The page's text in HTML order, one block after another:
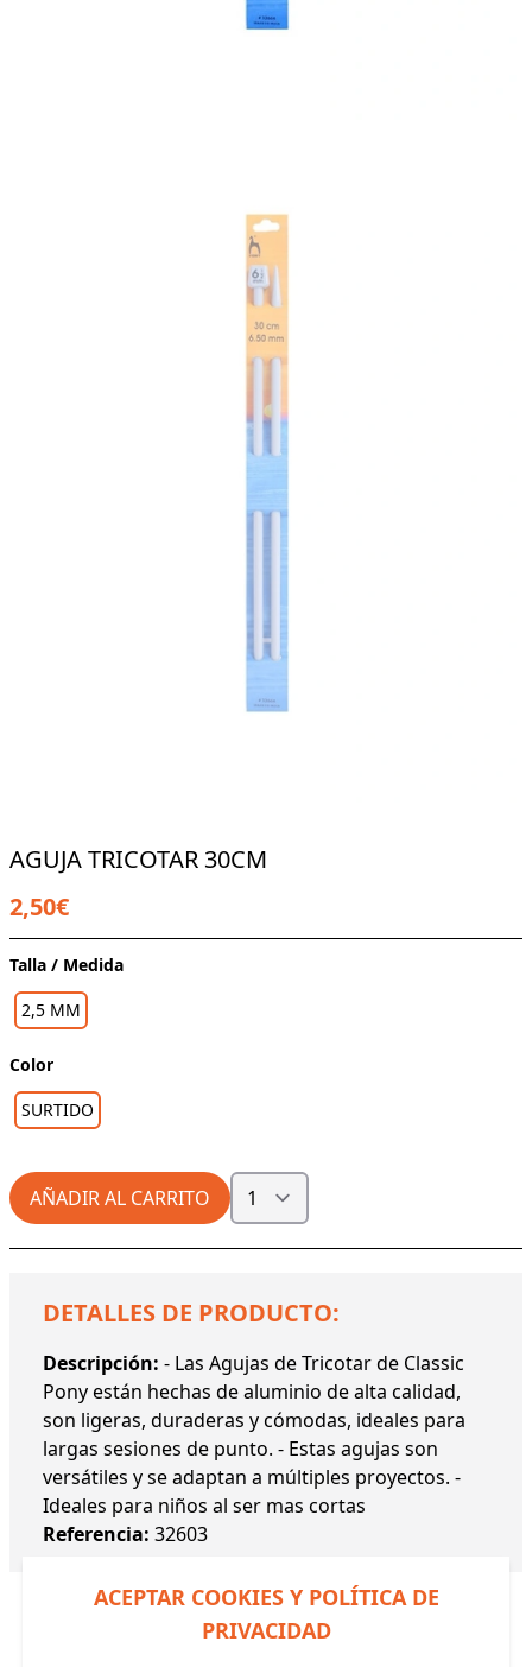
AGUJA TRICOTAR 30CM
2,50€
Talla / Medida
2,5 MM
Color
SURTIDO
AÑADIR AL CARRITO
DETALLES DE PRODUCTO:
Descripción: - Las Agujas de Tricotar de Classic
Pony están hechas de aluminio de alta calidad,
son ligeras, duraderas y cómodas, ideales para
largas sesiones de punto. - Estas agujas son
versátiles y se adaptan a múltiples proyectos. -
Ideales para niños al ser mas cortas
Referencia: 32603
ACEPTAR COOKIES Y POLÍTICA DE
PRIVACIDAD